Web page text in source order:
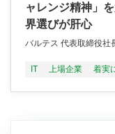
ャレンジ精神」
界選びが肝心
バルテス 代表取締役
IT 上場企業 着実